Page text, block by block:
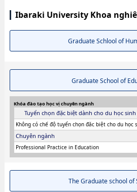
Ibaraki University Khoa
Graduate Schlool of
Graduate School of
Khóa đào tạo học vị chuyên ngành
Tuyển chọn đặc biệt dành cho du học sinh
Không có chế độ tuyển chọn đăc biệt cho du học
Chuyên ngành
Professional Practice in Education
The Graduate school of